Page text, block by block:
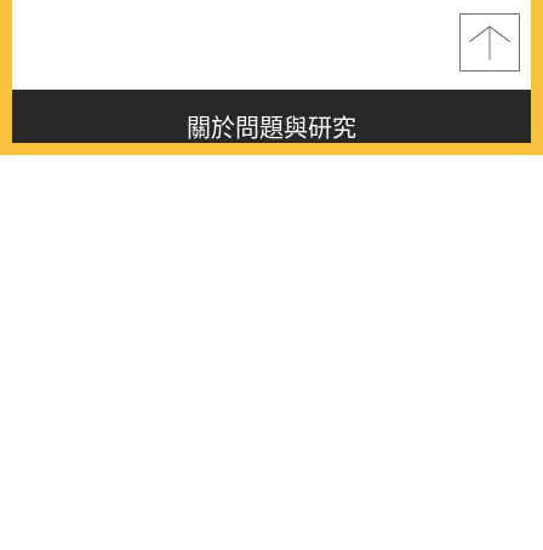
關於問題與研究
About this journal